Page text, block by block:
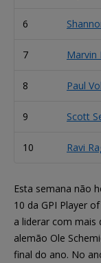
6
7 Marvin
8 Paul
9 Scott
10 Ravi
Esta semana não
10 da GPI Player
a liderar com mais
alemão Ole
final do ano. No